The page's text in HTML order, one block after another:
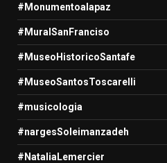
#Monumentoalapaz
#MuralSanFranciso
#MuseoHistoricoSantafe
#MuseoSantosToscarelli
#musicologia
#nargesSoleimanzadeh
#NataliaLemercier